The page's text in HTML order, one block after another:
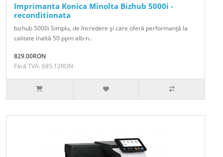
Imprimanta Konica Minolta Bizhub 5000i -
reconditionata
bizhub 5000i Simplu, de încredere şi care oferă performanţă la
calitate înaltă 50 ppm alb-n..
829.00RON
Fără TVA: 685.12RON